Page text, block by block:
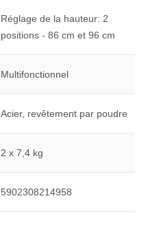
Réglage de la hauteur: 2
positions - 86 cm et 96 cm
Multifonctionnel
Acier, revêtement par poudre
2 x 7,4 kg
5902308214958